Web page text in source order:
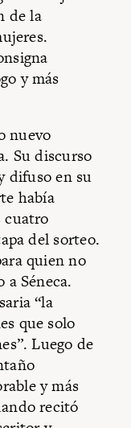
de la
y más
nuevo
Su discurso
difuso en su
había
cuatro
del sorteo.
quien no
Séneca.
“la
que solo
Luego de
y más
recitó